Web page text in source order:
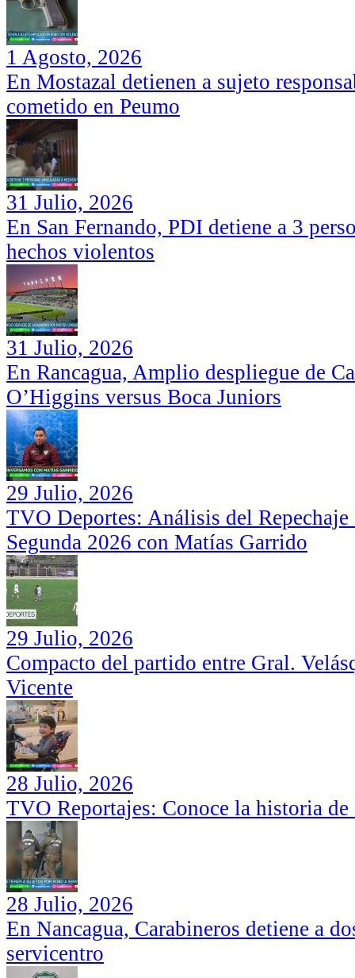
1 Agosto, 2026
En Mostazal detienen a sujeto
cometido en Peumo
31 Julio, 2026
En San Fernando, PDI detiene a 3
hechos violentos
31 Julio, 2026
En Rancagua, Amplio despliegue de
O’Higgins versus Boca Juniors
29 Julio, 2026
TVO Deportes: Análisis del
Segunda 2026 con Matías Garrido
29 Julio, 2026
Compacto del partido entre Gral.
Vicente
28 Julio, 2026
TVO Reportajes: Conoce la historia
28 Julio, 2026
En Nancagua, Carabineros detiene a
servicentro